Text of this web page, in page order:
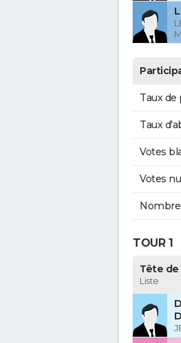
Taux
Taux
Votes
Votes
TOUR 1
Tête de
Liste